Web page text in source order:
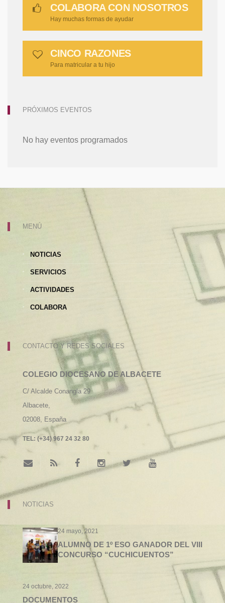
COLABORA CON NOSOTROS
Hay muchas formas de ayudar
CINCO RAZONES
Para matricular a tu hijo
PRÓXIMOS EVENTOS
No hay eventos programados
MENÚ
NOTICIAS
SERVICIOS
ACTIVIDADES
COLABORA
CONTACTO Y REDES SOCIALES
COLEGIO DIOCESANO DE ALBACETE
C/ Alcalde Conangla 29
Albacete,
02008,
España
TEL: (+34) 967 24 32 80
NOTICIAS
24 mayo, 2021
ALUMNO DE 1º ESO GANADOR DEL VIII
CONCURSO “CUCHICUENTOS”
24 octubre, 2022
DOCUMENTOS